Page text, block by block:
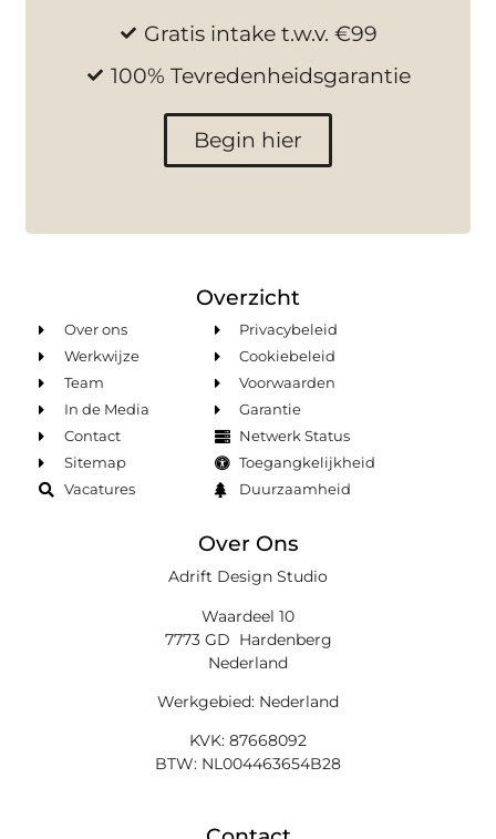
Gratis intake t.w.v. €99
100% Tevredenheidsgarantie
Begin hier
Overzicht
Over ons
Werkwijze
Team
In de Media
Contact
Sitemap
Vacatures
Privacybeleid
Cookiebeleid
Voorwaarden
Garantie
Netwerk Status
Toegangkelijkheid
Duurzaamheid
Over Ons
Adrift Design Studio
Waardeel 10
7773 GD Hardenberg
Nederland
Werkgebied: Nederland
KVK: 87668092
BTW: NL004463654B28